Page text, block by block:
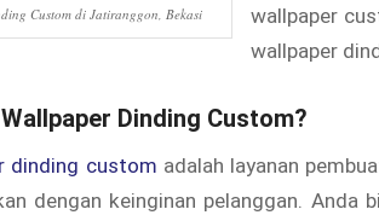
Custom di Jatiranggon, Bekasi
wallpaper
wallpaper
Dinding Custom?
dinding custom adalah layanan
dengan keinginan pelanggan. Anda